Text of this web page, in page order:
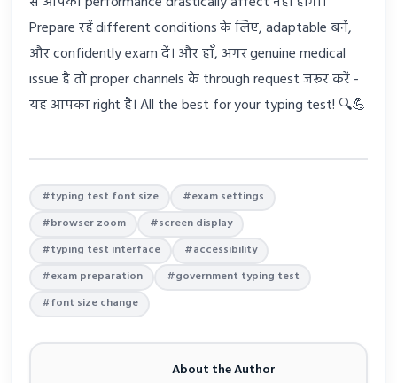
Prepare रहें different conditions के लिए, adaptable बनें,
और confidently exam दें। और हाँ, अगर genuine medical
issue है तो proper channels के through request जरूर करें -
यह आपका right है। All the best for your typing test! 🔍💪
#typing test font size
#exam settings
#browser zoom
#screen display
#typing test interface
#accessibility
#exam preparation
#government typing test
#font size change
About the Author